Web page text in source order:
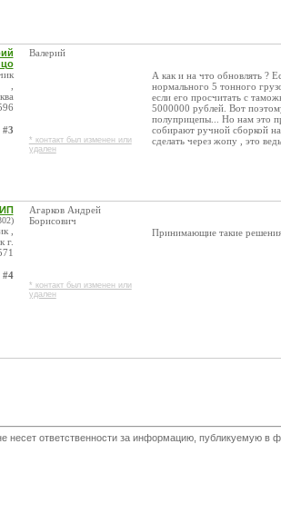
#3
Валерий
* контакт был изменен или
удален
А как и на что обновлять ?
нормального 5 тонного
если его просчитать с
5000000 рублей. Вот
полуприцепы... Но нам это
собирают ручной сборкой
сделать через жопу , это
,
г.
#4
Агарков Андрей
Борисович
* контакт был изменен или
удален
Принимающие такие
несет ответственности за информацию, публикуемую